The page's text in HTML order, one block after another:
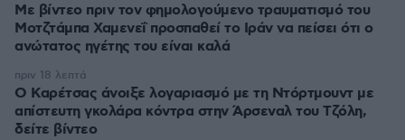
Με βίντεο πριν τον φημολογούμενο τραυματισμό του
Μοτζτάμπα Χαμενεΐ προσπαθεί το Ιράν να πείσει ότι ο
ανώτατος ηγέτης του είναι καλά
Ο Καρέτσας άνοιξε λογαριασμό με τη Ντόρτμουντ με
απίστευτη γκολάρα κόντρα στην Άρσεναλ του Τζόλη,
δείτε βίντεο
πριν 18 λεπτά